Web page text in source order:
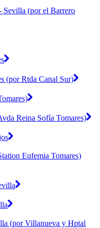
(por el Barrero
(por Rtda Canal Sur)
Reina Sofía Tomares)
Eufemia Tomares)
(por Villanueva y Hptal